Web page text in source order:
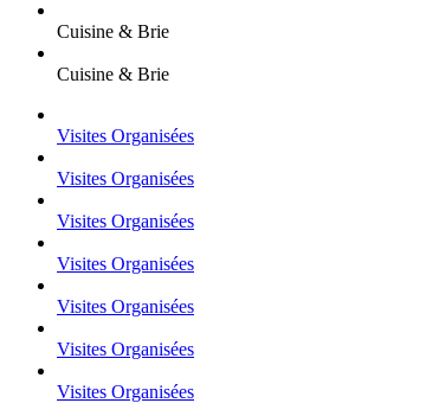
Cuisine & Brie
Cuisine & Brie
Visites Organisées
Visites Organisées
Visites Organisées
Visites Organisées
Visites Organisées
Visites Organisées
Visites Organisées